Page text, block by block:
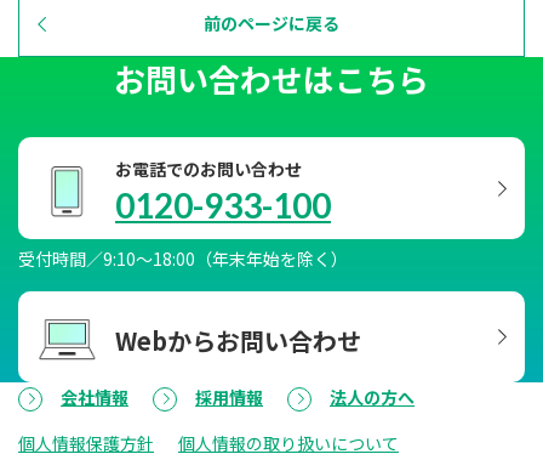
前のページに戻る
お問い合わせはこちら
お電話でのお問い合わせ
0120-933-100
受付時間／9:10～18:00（年末年始を除く）
Webからお問い合わせ
会社情報 採用情報
法人の方へ
個人情報保護方針
個人情報の取り扱いについて